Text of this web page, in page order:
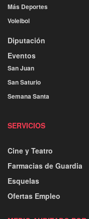
Más Deportes
Voleibol
Diputación
Eventos
San Juan
San Saturio
Semana Santa
SERVICIOS
Cine y Teatro
Farmacias de Guardia
Esquelas
Ofertas Empleo